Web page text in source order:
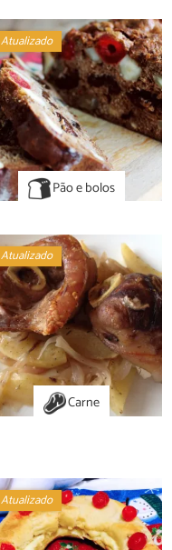
Pão e bolos
Atualizado
Carne
Atualizado
Atualizado